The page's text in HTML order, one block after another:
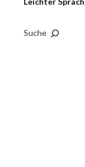
Suche